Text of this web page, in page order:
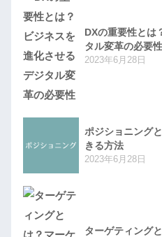
DXの重要性とは
タル変革の必要性
2023年6月28日
ポジショニング
きる方法
2023年6月28日
ターゲティング